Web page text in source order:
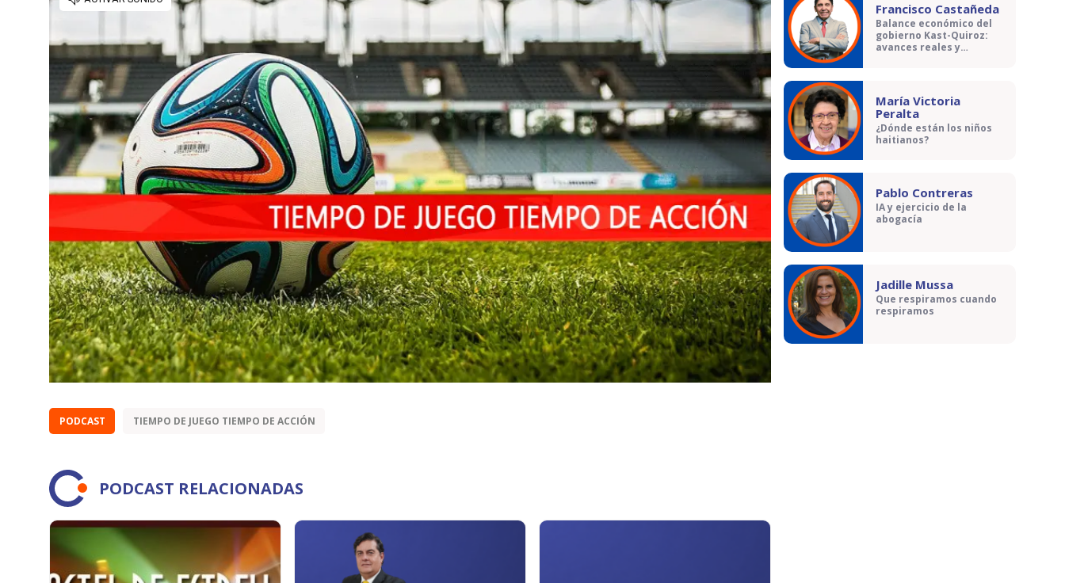
PODCAST TIEMPO DE JUEGO TIEMPO DE ACCIÓN
PODCAST RELACIONADAS
Francisco Castañeda
Balance económico del
gobierno Kast-Quiroz:
avances reales y
María Victoria
Peralta
¿Dónde están los niños
haitianos?
Pablo Contreras
IA y ejercicio de la
abogacía
Jadille Mussa
Que respiramos cuando
respiramos